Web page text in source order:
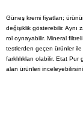
Güneş kremi fiyatları;
değişiklik gösterebilir. Aynı
rol oynayabilir. Mineral
testlerden geçen ürünler
farklılıkları olabilir. Etat
alan ürünleri